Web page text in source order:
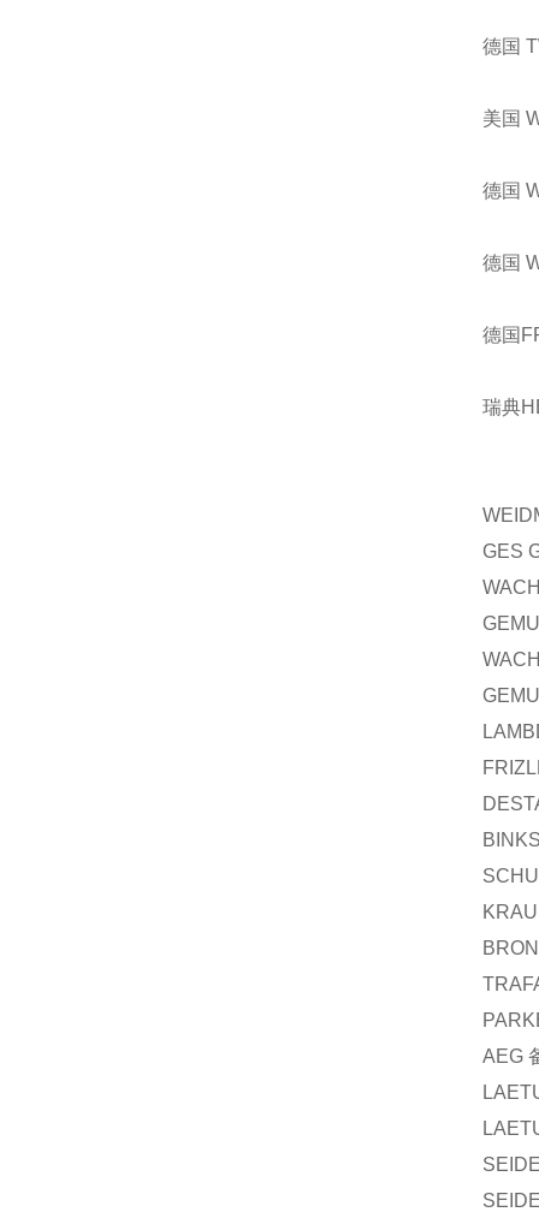
德国
美国
德国
德国
德国
瑞典
GES
GEMU
GEMU
AEG